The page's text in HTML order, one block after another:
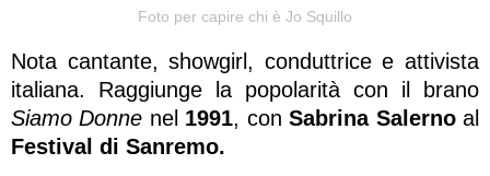
Foto per capire chi è Jo Squillo
Nota cantante, showgirl, conduttrice e attivista
italiana. Raggiunge la popolarità con il brano
Siamo Donne nel 1991, conSabrina Salernoal
Festival di Sanremo.